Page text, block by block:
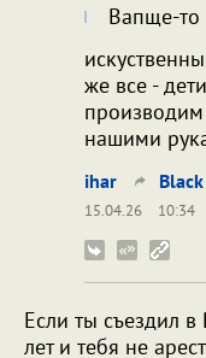
Вапще-то
же все -
производим
нашими
ihar
15.04.26
10:34
Если ты съездил
лет и тебя не